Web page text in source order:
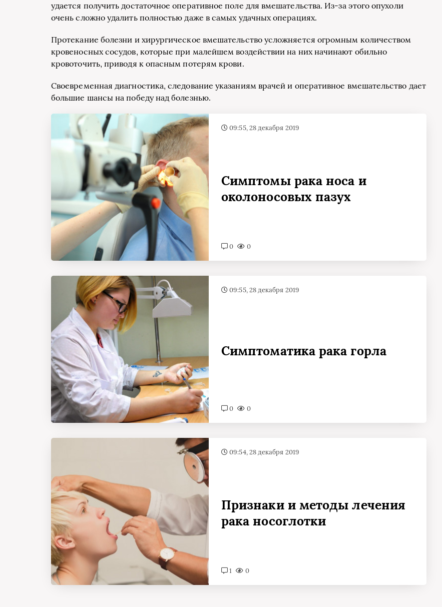
удается получить достаточное оперативное поле для вмешательства. Из-за этого опухоли
очень сложно удалить полностью даже в самых удачных операциях.
Протекание болезни и хирургическое вмешательство усложняется огромным количеством
кровеносных сосудов, которые при малейшем воздействии на них начинают обильно
кровоточить, приводя к опасным потерям крови.
Своевременная диагностика, следование указаниям врачей и оперативное вмешательство дает
большие шансы на победу над болезнью.
09:55, 28 декабря 2019
Симптомы рака носа и
околоносовых пазух
0 0
09:55, 28 декабря 2019
Симптоматика рака горла
0 0
09:54, 28 декабря 2019
Признаки и методы лечения
рака носоглотки
1 0